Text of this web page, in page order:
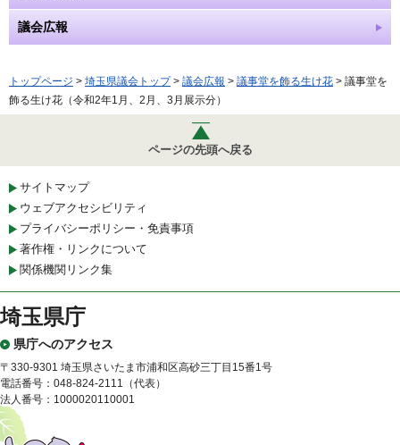
議会広報
トップページ > 埼玉県議会トップ> 議会広報 > 議事堂を飾る生け花 > 議事堂を
飾る生け花（令和2年1月、2月、3月展示分）
ページの先頭へ戻る
サイトマップ
ウェブアクセシビリティ
プライバシーポリシー・免責事項
著作権・リンクについて
関係機関リンク集
埼玉県庁
県庁へのアクセス
〒330-9301 埼玉県さいたま市浦和区高砂三丁目15番1号
電話番号：048-824-2111（代表）
法人番号：1000020110001